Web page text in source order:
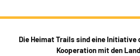
Die Heimat Trails sind eine Initiative
Kooperation mit den